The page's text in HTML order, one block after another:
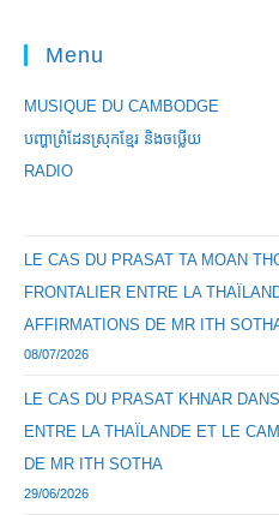
Menu
MUSIQUE DU CAMBODGE
បញ្ហាព្រំដែនស្រុកខ្មែរ និងចឞ្លើយ
RADIO
LE CAS DU PRASAT TA MOAN
FRONTALIER ENTRE LA
AFFIRMATIONS DE MR ITH
08/07/2026
LE CAS DU PRASAT KHNAR
ENTRE LA THAÏLANDE ET LE
DE MR ITH SOTHA
29/06/2026